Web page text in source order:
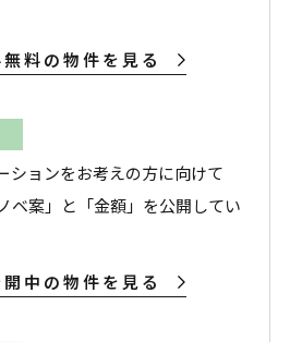
料の物件を見る
ションをお考えの方に向けて
ベ案」と「金額」を公開してい
中の物件を見る